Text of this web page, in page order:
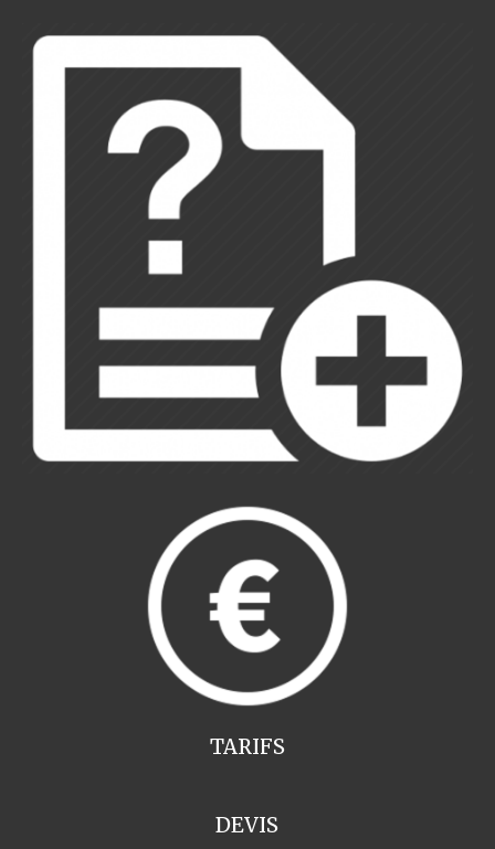
TARIFS
DEVIS